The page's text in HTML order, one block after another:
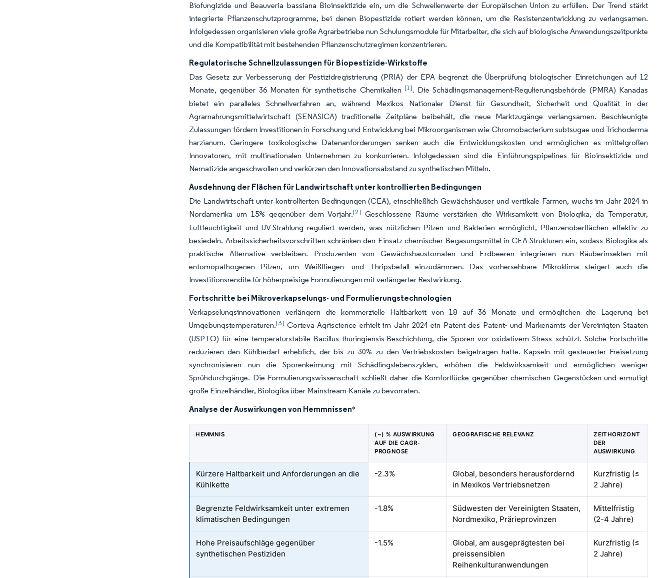
Biofungizide und Beauveria bassiana Bioinsektizide ein, um die Schwellenwerte der Europäischen Union zu erfüllen. Der Trend stärkt
integrierte Pflanzenschutzprogramme, bei denen Biopestizide rotiert werden können, um die Resistenzentwicklung zu verlangsamen.
Infolgedessen organisieren viele große Agrarbetriebe nun Schulungsmodule für Mitarbeiter, die sich auf biologische Anwendungszeitpunkte
und die Kompatibilität mit bestehenden Pflanzenschutzregimen konzentrieren.
Regulatorische Schnellzulassungen für Biopestizide-Wirkstoffe
Das Gesetz zur Verbesserung der Pestizidregistrierung (PRIA) der EPA begrenzt die Überprüfung biologischer Einreichungen auf 12
Monate, gegenüber 36 Monaten für synthetische Chemikalien [1]. Die Schädlingsmanagement-Regulierungsbehörde (PMRA) Kanadas
bietet ein paralleles Schnellverfahren an, während Mexikos Nationaler Dienst für Gesundheit, Sicherheit und Qualität in der
Agrarnahrungsmittelwirtschaft (SENASICA) traditionelle Zeitpläne beibehält, die neue Marktzugänge verlangsamen. Beschleunigte
Zulassungen fördern Investitionen in Forschung und Entwicklung bei Mikroorganismen wie Chromobacterium subtsugae und Trichoderma
harzianum. Geringere toxikologische Datenanforderungen senken auch die Entwicklungskosten und ermöglichen es mittelgroßen
Innovatoren, mit multinationalen Unternehmen zu konkurrieren. Infolgedessen sind die Einführungspipelines für Bioinsektizide und
Nematizide angeschwollen und verkürzen den Innovationsabstand zu synthetischen Mitteln.
Ausdehnung der Flächen für Landwirtschaft unter kontrollierten Bedingungen
Die Landwirtschaft unter kontrollierten Bedingungen (CEA), einschließlich Gewächshäuser und vertikale Farmen, wuchs im Jahr 2024 in
Nordamerika um 15% gegenüber dem Vorjahr.[2] Geschlossene Räume verstärken die Wirksamkeit von Biologika, da Temperatur,
Luftfeuchtigkeit und UV-Strahlung reguliert werden, was nützlichen Pilzen und Bakterien ermöglicht, Pflanzenoberflächen effektiv zu
besiedeln. Arbeitssicherheitsvorschriften schränken den Einsatz chemischer Begasungsmittel in CEA-Strukturen ein, sodass Biologika als
praktische Alternative verbleiben. Produzenten von Gewächshaustomaten und Erdbeeren integrieren nun Räuberinsekten mit
entomopathogenen Pilzen, um Weißfliegen- und Thripsbefall einzudämmen. Das vorhersehbare Mikroklima steigert auch die
Investitionsrendite für höherpreisige Formulierungen mit verlängerter Restwirkung.
Fortschritte bei Mikroverkapselungs- und Formulierungstechnologien
Verkapselungsinnovationen verlängern die kommerzielle Haltbarkeit von 18 auf 36 Monate und ermöglichen die Lagerung bei
Umgebungstemperaturen.[3] Corteva Agriscience erhielt im Jahr 2024 ein Patent des Patent- und Markenamts der Vereinigten Staaten
(USPTO) für eine temperaturstabile Bacillus thuringiensis-Beschichtung, die Sporen vor oxidativem Stress schützt. Solche Fortschritte
reduzieren den Kühlbedarf erheblich, der bis zu 30% zu den Vertriebskosten beigetragen hatte. Kapseln mit gesteuerter Freisetzung
synchronisieren nun die Sporenkeimung mit Schädlingslebenszyklen, erhöhen die Feldwirksamkeit und ermöglichen weniger
Sprühdurchgänge. Die Formulierungswissenschaft schließt daher die Komfortlücke gegenüber chemischen Gegenstücken und ermutigt
große Einzelhändler, Biologika über Mainstream-Kanäle zu bevorraten.
Analyse der Auswirkungen von Hemmnissen*
HEMMNIS
(~) % AUSWIRKUNG
AUF DIE CAGR-
PROGNOSE
GEOGRAFISCHE RELEVANZ
ZEITHORIZONT
DER
AUSWIRKUNG
Kürzere Haltbarkeit und Anforderungen an die
Kühlkette
-2.3%
Global, besonders herausfordernd
in Mexikos Vertriebsnetzen
Kurzfristig (≤
2 Jahre)
Begrenzte Feldwirksamkeit unter extremen
klimatischen Bedingungen
-1.8%
Südwesten der Vereinigten Staaten,
Nordmexiko, Prärieprovinzen
Mittelfristig
(2-4 Jahre)
Hohe Preisaufschläge gegenüber
synthetischen Pestiziden
-1.5%
Global, am ausgeprägtesten bei
preissensiblen
Reihenkulturanwendungen
Kurzfristig (≤
2 Jahre)